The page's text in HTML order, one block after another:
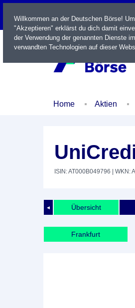
LIVE
Home Aktien
ISIN: AT000B049796 | WKN:
◄ Übersicht
Frankfurt
Willkommen an der Deutschen Börse!
"Akzeptieren" erklärst du dich damit
der Verwendung der genannten Dienste
verwandten Technologien auf dieser